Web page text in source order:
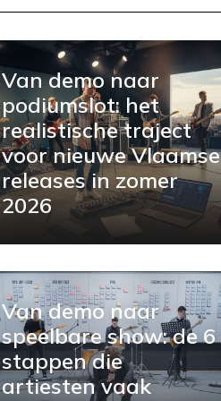
Van demo naar
podiumslot: het
realistische traject
voor nieuwe Vlaamse
releases in zomer
2026
Van demo naar
speelbare show: de 6
stappen die
artiesten vaak